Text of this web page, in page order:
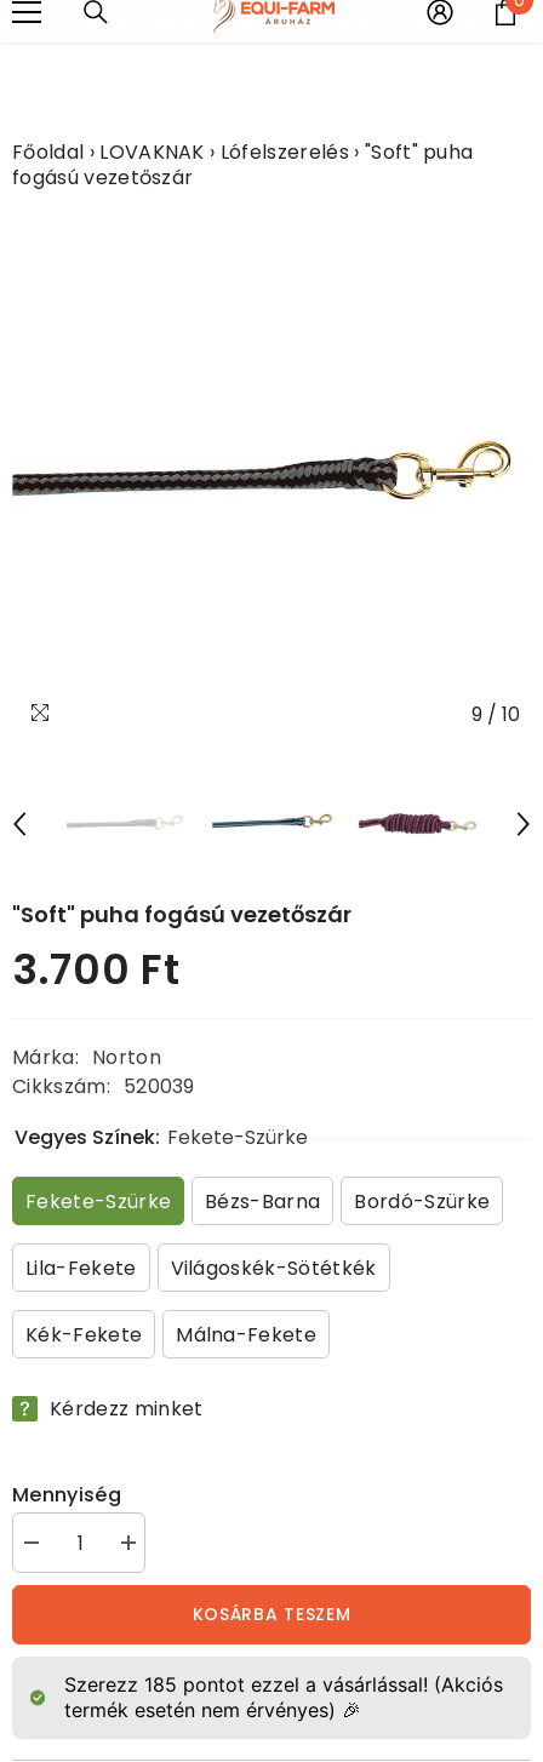
UGRÁS A TARTALOMHOZ
fém vízlehúzót adunk ajándékba!!!! Most minden
Főoldal › LOVAKNAK › Lófelszerelés › "Soft" puha
fogású vezetőszár
9 / 10
"Soft" puha fogású vezetőszár
Normál
ár
3.700 Ft
Márka: Norton
Cikkszám: 520039
Vegyes Színek: Fekete-Szürke
Fekete-Szürke Bézs-Barna Bordó-Szürke
Lila-Fekete Világoskék-Sötétkék
Kék-Fekete Málna-Fekete
Kérdezz minket
Mennyiség
&quot;Soft&quot;
puha
fogású
csökkentése
&quot;Soft&quot;
puha
fogású
vezetőszár
mennyiségének
növelése
KOSÁRBA TESZEM
Szerezz 185 pontot ezzel a vásárlással! (Akciós
termék esetén nem érvényes) 🎉